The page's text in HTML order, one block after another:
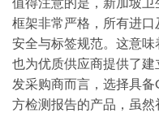
框架非常严格，所有进
安全与标签规范。这意
也为优质供应商提供了
发采购商而言，选择具
方检测报告的产品，虽然